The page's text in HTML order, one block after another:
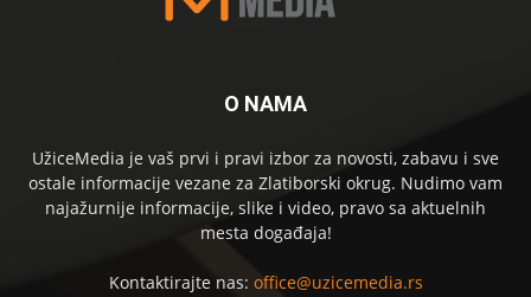
O NAMA
UžiceMedia je vaš prvi i pravi izbor za novosti, zabavu i sve
ostale informacije vezane za Zlatiborski okrug. Nudimo vam
najažurnije informacije, slike i video, pravo sa aktuelnih
mesta događaja!
Kontaktirajte nas: office@uzicemedia.rs